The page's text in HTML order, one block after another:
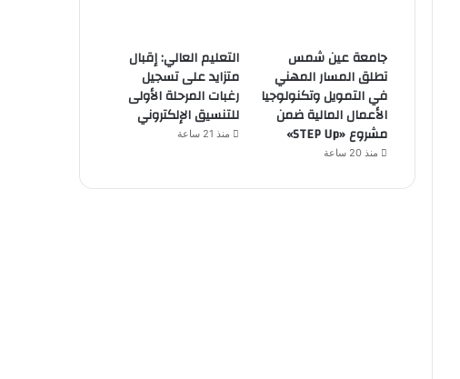
جامعة عين شمس
تطلق المسار المهني
في التمويل وتكنولوجيا
الأعمال المالية ضمن
مشروع «STEP Up»
منذ 20 ساعة
التعليم العالي: إقبال
متزايد على تسجيل
رغبات المرحلة الأولى
للتنسيق الإلكتروني
منذ 21 ساعة